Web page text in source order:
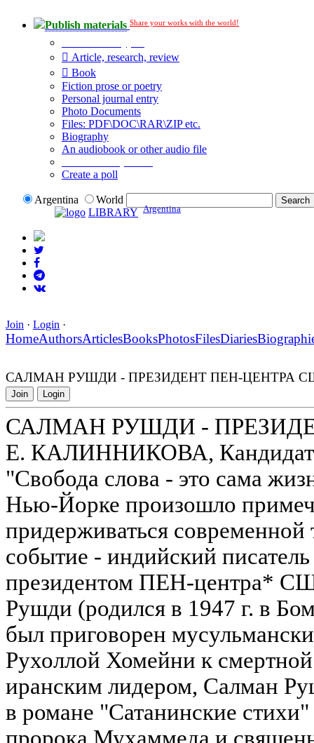
Publish materials Share your works with the world!
Article, research, review
Book
Fiction prose or poetry
Personal journal entry
Photo Documents
Files: PDF\DOC\RAR\ZIP etc.
Biography
An audiobook or other audio file
Create a poll
Argentina
World
LIBRARY Argentina
Join · Login ·
HomeAuthorsArticlesBooksPhotosFilesDiaries
САЛМАН РУШДИ - ПРЕЗИДЕНТ ПЕН-ЦЕНТРА
Join Login
САЛМАН РУШДИ -
Е. КАЛИННИКОВА, Кандидат
"Свобода слова - это сама
Нью-Йорке произошло
придерживаться
событие - индийский
президентом ПЕН-центра*
Рушди (родился в 1947 г. в
был приговорен
Рухоллой Хомейни к
иранским лидером, Салман
в романе "Сатанинские
пророка Мухаммеда и